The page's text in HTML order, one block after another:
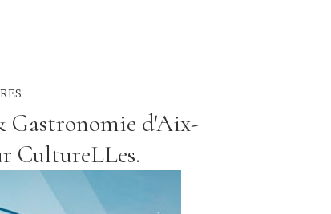
Gastronomie d'Aix-
CultureLLes.